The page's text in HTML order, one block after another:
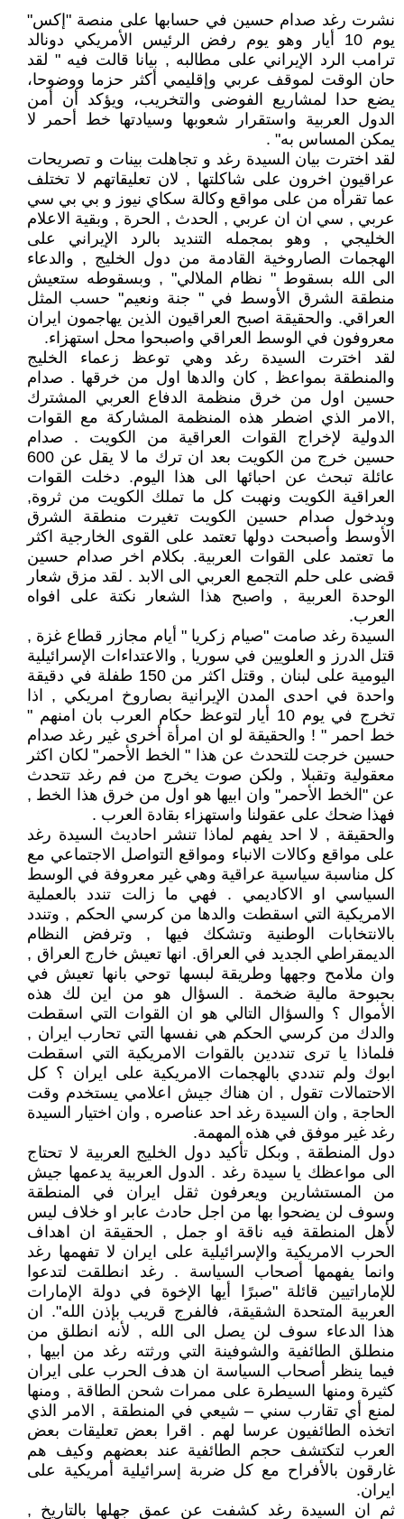
نشرت رغد صدام حسين في حسابها على منصة "إكس"
يوم 10 أيار وهو يوم رفض الرئيس الأمريكي دونالد
ترامب الرد الإيراني على مطالبه , بيانا قالت فيه " لقد
حان الوقت لموقف عربي وإقليمي أكثر حزما ووضوحا،
يضع حدا لمشاريع الفوضى والتخريب، ويؤكد أن أمن
الدول العربية واستقرار شعوبها وسيادتها خط أحمر لا
يمكن المساس به" .
لقد اخترت بيان السيدة رغد و تجاهلت بينات و تصريحات
عراقيون اخرون على شاكلتها , لان تعليقاتهم لا تختلف
عما تقرأه من على مواقع وكالة سكاي نيوز و بي بي سي
عربي , سي ان ان عربي , الحدث , الحرة , وبقية الاعلام
الخليجي , وهو بمجمله التنديد بالرد الإيراني على
الهجمات الصاروخية القادمة من دول الخليج , والدعاء
الى الله بسقوط " نظام الملالي" , وبسقوطه ستعيش
منطقة الشرق الأوسط في " جنة ونعيم" حسب المثل
العراقي. والحقيقة اصبح العراقيون الذين يهاجمون ايران
معروفون في الوسط العراقي واصبحوا محل استهزاء.
لقد اخترت السيدة رغد وهي توعظ زعماء الخليج
والمنطقة بمواعظ , كان والدها اول من خرقها . صدام
حسين اول من خرق منظمة الدفاع العربي المشترك
,الامر الذي اضطر هذه المنظمة المشاركة مع القوات
الدولية لإخراج القوات العراقية من الكويت . صدام
حسين خرج من الكويت بعد ان ترك ما لا يقل عن 600
عائلة تبحث عن احبائها الى هذا اليوم. دخلت القوات
العراقية الكويت ونهبت كل ما تملك الكويت من ثروة,
وبدخول صدام حسين الكويت تغيرت منطقة الشرق
الأوسط وأصبحت دولها تعتمد على القوى الخارجية اكثر
ما تعتمد على القوات العربية. بكلام اخر صدام حسين
قضى على حلم التجمع العربي الى الابد . لقد مزق شعار
الوحدة العربية , واصبح هذا الشعار نكتة على افواه
العرب.
السيدة رغد صامت "صيام زكريا " أيام مجازر قطاع غزة ,
قتل الدرز و العلويين في سوريا , والاعتداءات الإسرائيلية
اليومية على لبنان , وقتل اكثر من 150 طفلة في دقيقة
واحدة في احدى المدن الإيرانية بصاروخ امريكي , اذا
تخرج في يوم 10 أيار لتوعظ حكام العرب بان امنهم "
خط احمر " ! والحقيقة لو ان امرأة أخرى غير رغد صدام
حسين خرجت للتحدث عن هذا " الخط الأحمر" لكان اكثر
معقولية وتقبلا , ولكن صوت يخرج من فم رغد تتحدث
عن "الخط الأحمر" وان ابيها هو اول من خرق هذا الخط ,
فهذا ضحك على عقولنا واستهزاء بقادة العرب .
والحقيقة , لا احد يفهم لماذا تنشر احاديث السيدة رغد
على مواقع وكالات الانباء ومواقع التواصل الاجتماعي مع
كل مناسبة سياسية عراقية وهي غير معروفة في الوسط
السياسي او الاكاديمي . فهي ما زالت تندد بالعملية
الامريكية التي اسقطت والدها من كرسي الحكم , وتندد
بالانتخابات الوطنية وتشكك فيها , وترفض النظام
الديمقراطي الجديد في العراق. انها تعيش خارج العراق ,
وان ملامح وجهها وطريقة لبسها توحي بانها تعيش في
بحبوحة مالية ضخمة . السؤال هو من اين لك هذه
الأموال ؟ والسؤال التالي هو ان القوات التي اسقطت
والدك من كرسي الحكم هي نفسها التي تحارب ايران ,
فلماذا يا ترى تنددين بالقوات الامريكية التي اسقطت
ابوك ولم تنددي بالهجمات الامريكية على ايران ؟ كل
الاحتمالات تقول , ان هناك جيش اعلامي يستخدم وقت
الحاجة , وان السيدة رغد احد عناصره , وان اختيار السيدة
رغد غير موفق في هذه المهمة.
دول المنطقة , وبكل تأكيد دول الخليج العربية لا تحتاج
الى مواعظك يا سيدة رغد . الدول العربية يدعمها جيش
من المستشارين ويعرفون ثقل ايران في المنطقة
وسوف لن يضحوا بها من اجل حادث عابر او خلاف ليس
لأهل المنطقة فيه ناقة او جمل , الحقيقة ان اهداف
الحرب الامريكية والإسرائيلية على ايران لا تفهمها رغد
وانما يفهمها أصحاب السياسة . رغد انطلقت لتدعوا
للإماراتيين قائلة "صبرًا أيها الإخوة في دولة الإمارات
العربية المتحدة الشقيقة، فالفرج قريب بإذن الله". ان
هذا الدعاء سوف لن يصل الى الله , لأنه انطلق من
منطلق الطائفية والشوفينة التي ورثته رغد من ابيها ,
فيما ينظر أصحاب السياسة ان هدف الحرب على ايران
كثيرة ومنها السيطرة على ممرات شحن الطاقة , ومنها
لمنع أي تقارب سني – شيعي في المنطقة , الامر الذي
اتخذه الطائفيون عرسا لهم . اقرا بعض تعليقات بعض
العرب لتكتشف حجم الطائفية عند بعضهم وكيف هم
غارقون بالأفراح مع كل ضربة إسرائيلية أمريكية على
ايران.
ثم ان السيدة رغد كشفت عن عمق جهلها بالتاريخ ,